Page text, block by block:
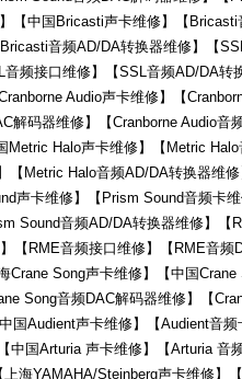
【中国Bricasti声卡维修】【
音频AD/DA转换器维修】【
频接口维修】【SSL音频AD/DA转
Audio声卡维修】【
解码器维修】【Cranborne Audio
Metric Halo声卡维修】【Metric
【Metric Halo音频AD/DA转换器维
声卡维修】【Prism Sound音频卡
Sound音频AD/DA转换器维修】【
【RME音频接口维修】【RME音
Crane Song声卡维修】【中国
Song音频DAC解码器维修】【
国Audient声卡维修】【Audient音
中国Arturia 声卡维修】【Arturia 音
上海YAMAHA/Steinberg声卡维修】